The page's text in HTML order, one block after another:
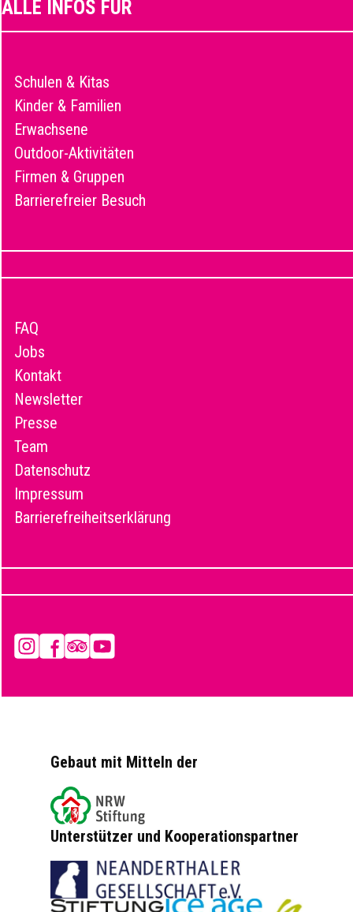
ALLE INFOS FÜR
Schulen & Kitas
Kinder & Familien
Erwachsene
Outdoor-Aktivitäten
Firmen & Gruppen
Barrierefreier Besuch
FAQ
Jobs
Kontakt
Newsletter
Presse
Team
Datenschutz
Impressum
Barrierefreiheitserklärung
InstagramFacebook
Tripadvisor
YouTube
Gebaut mit Mitteln der
Unterstützer und Kooperationspartner